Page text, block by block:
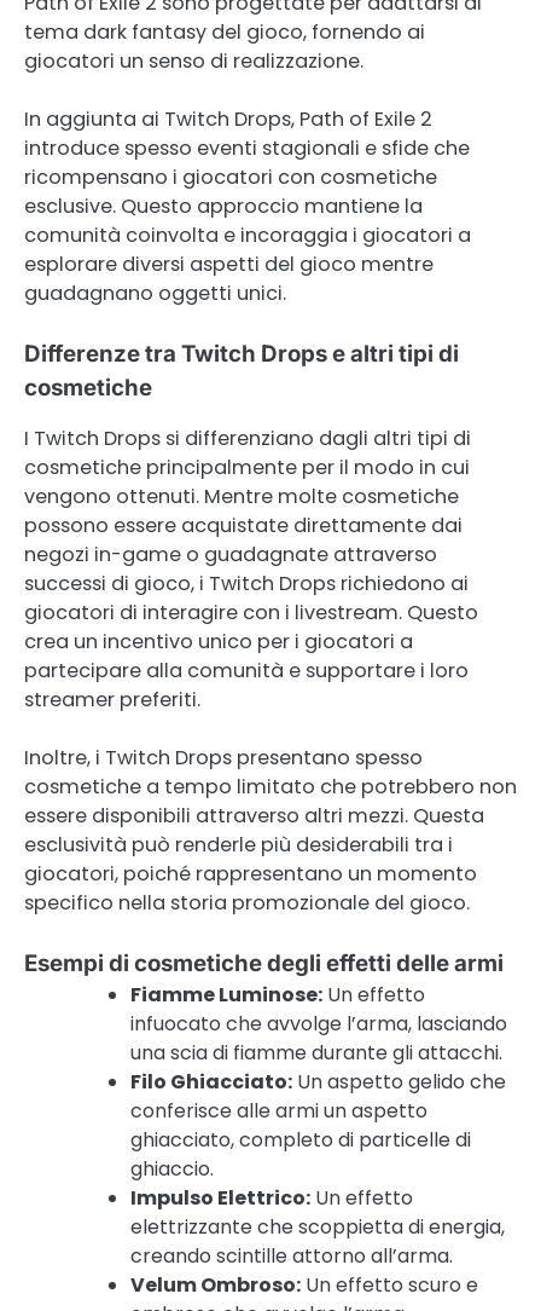
tema dark fantasy del gioco, fornendo ai
giocatori un senso di realizzazione.
In aggiunta ai Twitch Drops, Path of Exile 2
introduce spesso eventi stagionali e sfide che
ricompensano i giocatori con cosmetiche
esclusive. Questo approccio mantiene la
comunità coinvolta e incoraggia i giocatori a
esplorare diversi aspetti del gioco mentre
guadagnano oggetti unici.
Differenze tra Twitch Drops e altri tipi di
cosmetiche
I Twitch Drops si differenziano dagli altri tipi di
cosmetiche principalmente per il modo in cui
vengono ottenuti. Mentre molte cosmetiche
possono essere acquistate direttamente dai
negozi in-game o guadagnate attraverso
successi di gioco, i Twitch Drops richiedono ai
giocatori di interagire con i livestream. Questo
crea un incentivo unico per i giocatori a
partecipare alla comunità e supportare i loro
streamer preferiti.
Inoltre, i Twitch Drops presentano spesso
cosmetiche a tempo limitato che potrebbero non
essere disponibili attraverso altri mezzi. Questa
esclusività può renderle più desiderabili tra i
giocatori, poiché rappresentano un momento
specifico nella storia promozionale del gioco.
Esempi di cosmetiche degli effetti delle armi
Fiamme Luminose: Un effetto
infuocato che avvolge l’arma, lasciando
una scia di fiamme durante gli attacchi.
Filo Ghiacciato: Un aspetto gelido che
conferisce alle armi un aspetto
ghiacciato, completo di particelle di
ghiaccio.
Impulso Elettrico: Un effetto
elettrizzante che scoppietta di energia,
creando scintille attorno all’arma.
Velum Ombroso: Un effetto scuro e